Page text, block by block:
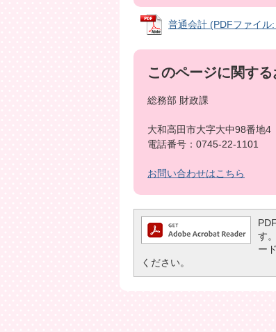
普通会計 (PDFファイル
このページに関す
総務部 財政課
大和高田市大字大中98番地4
電話番号：0745-22-1101
お問い合わせはこちら
す
ー
ください。